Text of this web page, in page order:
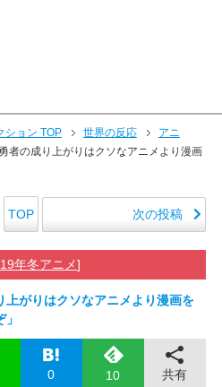
ション TOP 世界の反応
アニ
者の成り上がりはクソなアニメより漫画
TOP 次の投稿
年冬アニメ]
上がりはクソなアニメより漫画を
0 10 共有